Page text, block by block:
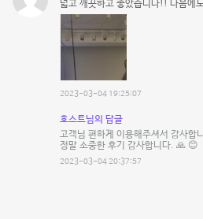
넓고 깨끗하고 좋았습니다!! 다음에
2023-03-04 19:25:07
호스트님의 답글
고객님 편하게 이용해주셔서 감사합
정말 소중한 후기 감사합니다. 🙏 😊
2023-03-04 20:37:57